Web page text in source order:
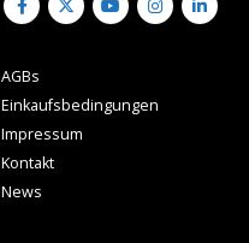
AGBs
Einkaufsbedingungen
Impressum
Kontakt
News